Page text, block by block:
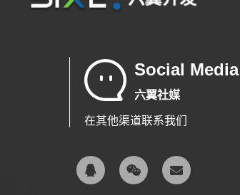
Social Media
六翼社媒
在其他渠道联系我们